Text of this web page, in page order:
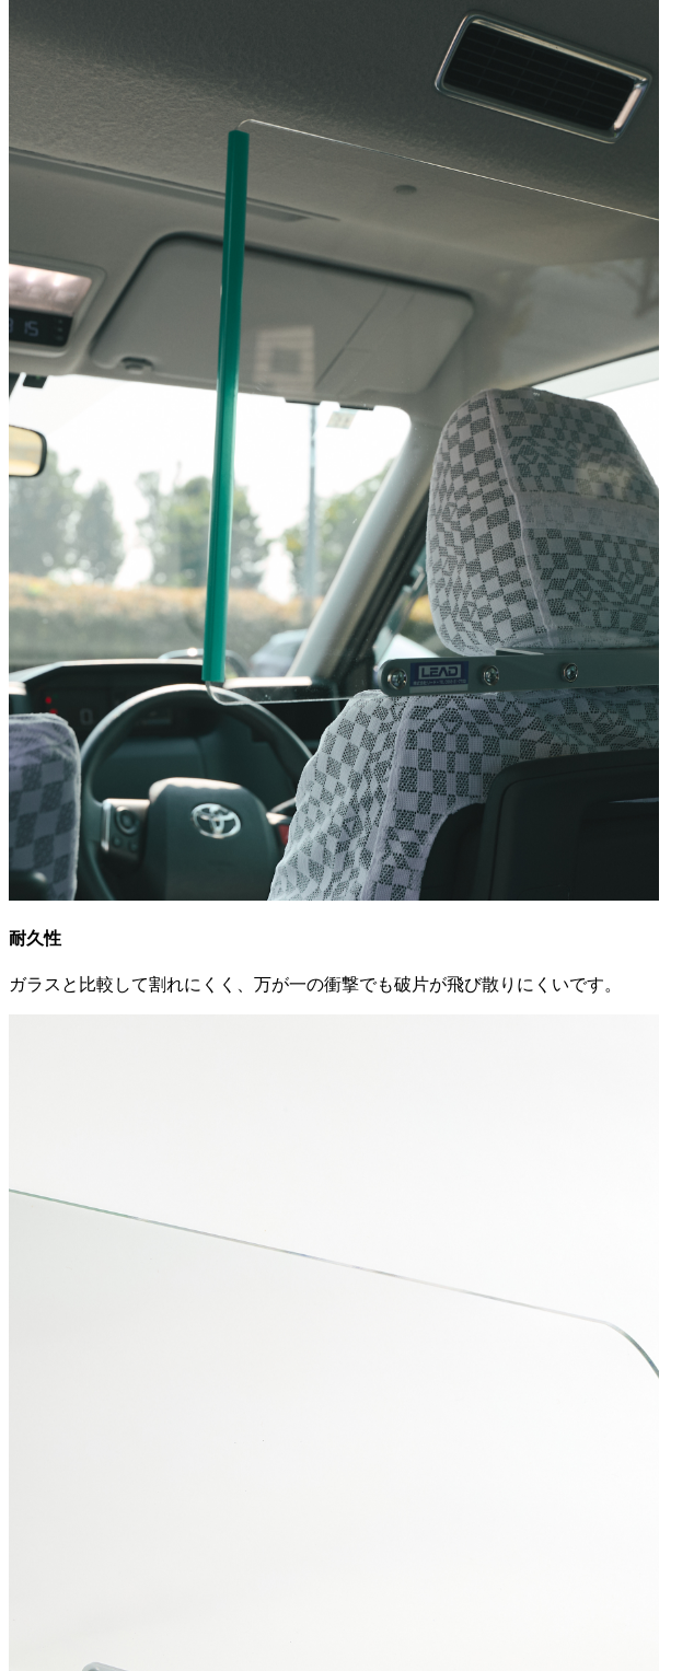
耐久性
ガラスと比較して割れにくく、万が一の衝撃でも破片が飛び散りにくいです。